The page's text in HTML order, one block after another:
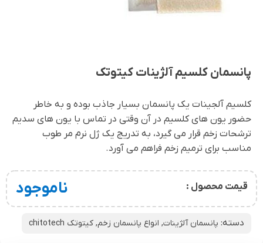
پانسمان کلسیم آلژینات کیتوتک
کلسیم آلجینات یک پانسمان بسیار جاذب بوده و به خاطر
حضور یون های کلسیم در آن وقتی در تماس با یون های سدیم
ترشحات زخم قرار می گیرد، به تدریج یک ژل نرم مر طوب
مناسب برای ترمیم زخم فراهم می آورد.
قیمت محصول : ناموجود
دسته: پانسمان آلژینات, انواع پانسمان زخم, کیتوتک chitotech